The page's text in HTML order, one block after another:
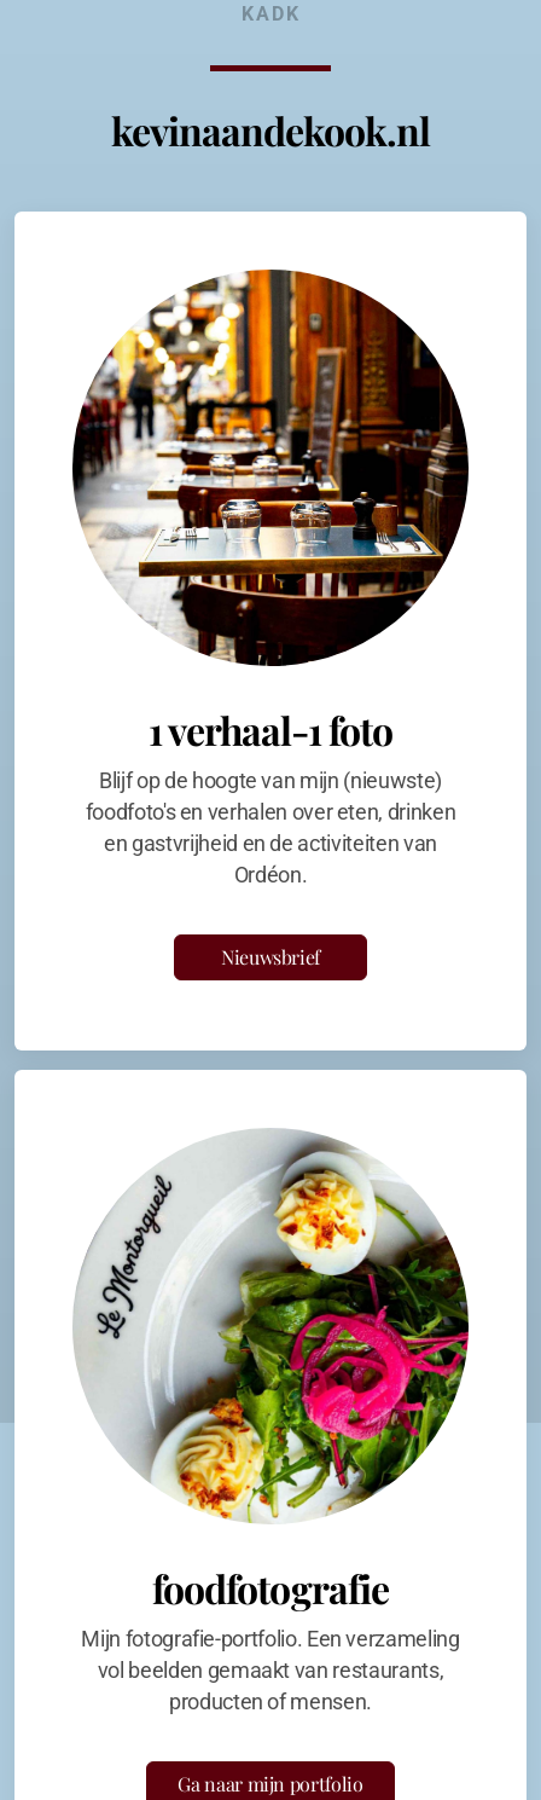
KADK
kevinaandekook.nl
1 verhaal-1 foto
Blijf op de hoogte van mijn (nieuwste)
foodfoto's en verhalen over eten, drinken
en gastvrijheid en de activiteiten van
Ordéon.
Nieuwsbrief
foodfotografie
Mijn fotografie-portfolio. Een verzameling
vol beelden gemaakt van restaurants,
producten of mensen.
Ga naar mijn portfolio